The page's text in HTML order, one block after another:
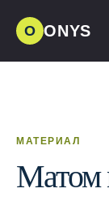
О ONYS
МАТЕРИАЛ
Матом